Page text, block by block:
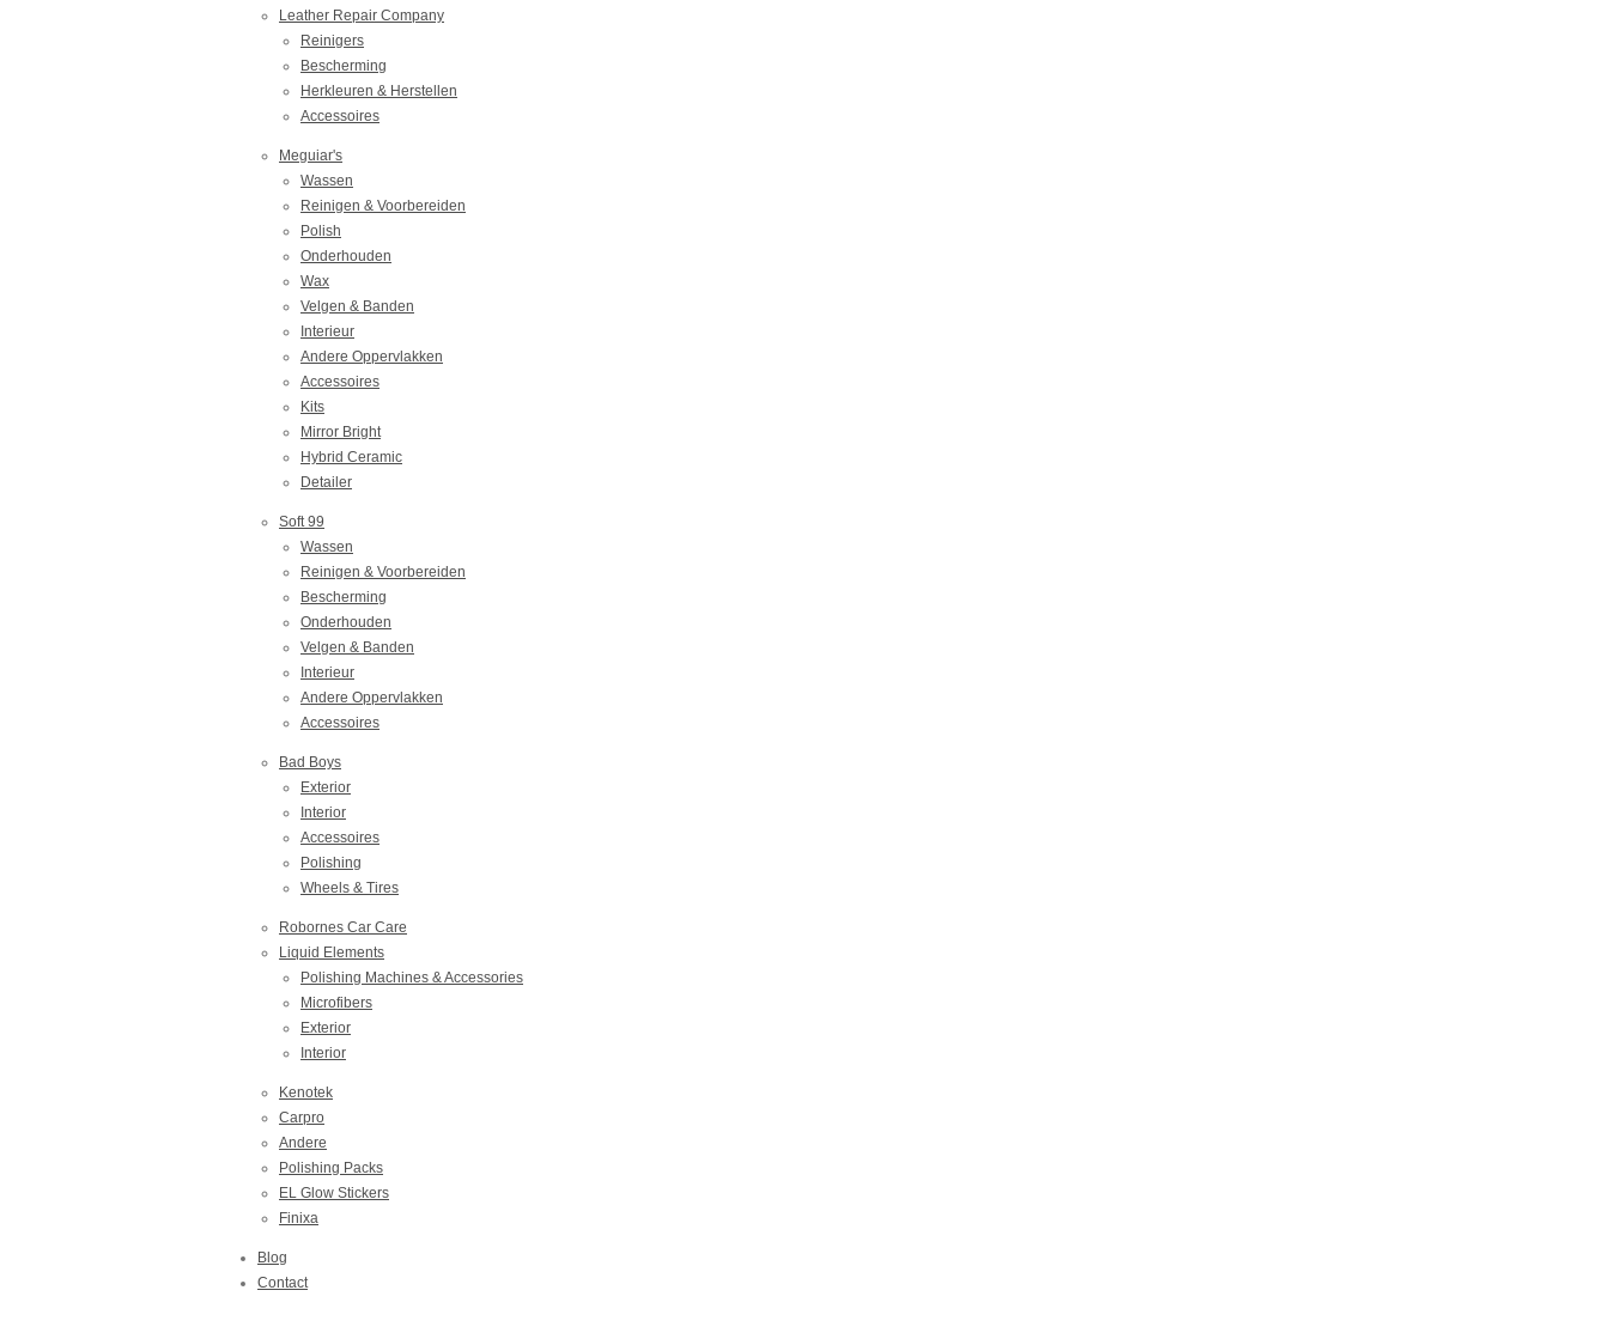
Leather Repair Company
Reinigers
Bescherming
Herkleuren & Herstellen
Accessoires
Meguiar's
Wassen
Reinigen & Voorbereiden
Polish
Onderhouden
Wax
Velgen & Banden
Interieur
Andere Oppervlakken
Accessoires
Kits
Mirror Bright
Hybrid Ceramic
Detailer
Soft 99
Wassen
Reinigen & Voorbereiden
Bescherming
Onderhouden
Velgen & Banden
Interieur
Andere Oppervlakken
Accessoires
Bad Boys
Exterior
Interior
Accessoires
Polishing
Wheels & Tires
Robornes Car Care
Liquid Elements
Polishing Machines & Accessories
Microfibers
Exterior
Interior
Kenotek
Carpro
Andere
Polishing Packs
EL Glow Stickers
Finixa
Blog
Contact